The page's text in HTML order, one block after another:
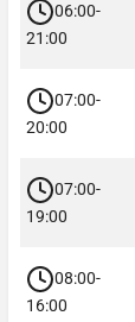
06:00-
21:00
07:00-
20:00
07:00-
19:00
08:00-
16:00